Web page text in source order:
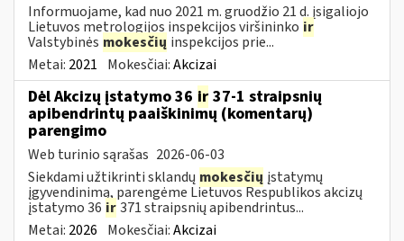
Informuojame, kad nuo 2021 m. gruodžio 21 d. įsigaliojo
Lietuvos metrologijos inspekcijos viršininko ir
Valstybinės mokesčių inspekcijos prie...
Metai: 2021 Mokesčiai:Akcizai
Dėl Akcizų įstatymo 36 ir 37-1 straipsnių
apibendrintų paaiškinimų (komentarų)
parengimo
Web turinio sąrašas 2026-06-03
Siekdami užtikrinti sklandų mokesčių įstatymų
įgyvendinimą, parengėme Lietuvos Respublikos akcizų
įstatymo 36 ir371 straipsnių apibendrintus...
Metai: 2026 Mokesčiai:Akcizai